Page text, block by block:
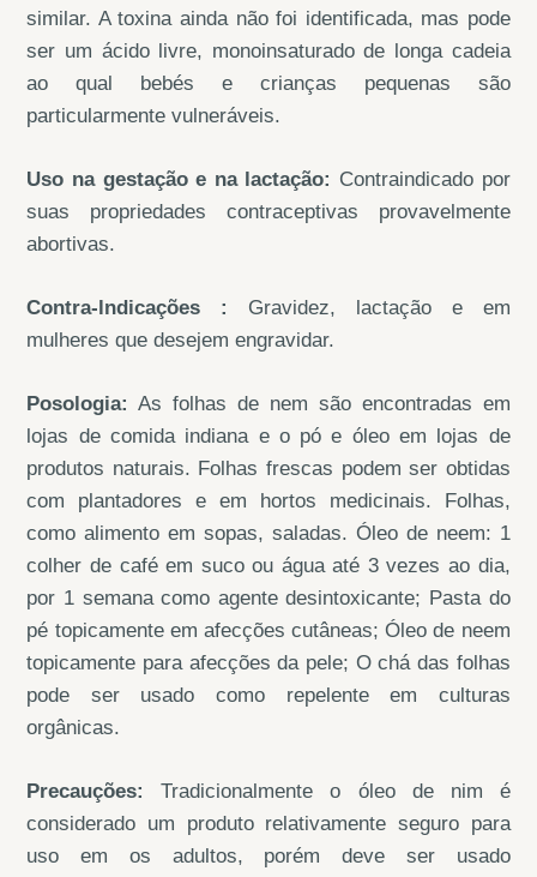
similar. A toxina ainda não foi identificada, mas pode
ser um ácido livre, monoinsaturado de longa cadeia
ao qual bebés e crianças pequenas são
particularmente vulneráveis.
Uso na gestação e na lactação: Contraindicado por
suas propriedades contraceptivas provavelmente
abortivas.
Contra-lndicações : Gravidez, lactação e em
mulheres que desejem engravidar.
Posologia: As folhas de nem são encontradas em
lojas de comida indiana e o pó e óleo em lojas de
produtos naturais. Folhas frescas podem ser obtidas
com plantadores e em hortos medicinais. Folhas,
como alimento em sopas, saladas. Óleo de neem: 1
colher de café em suco ou água até 3 vezes ao dia,
por 1 semana como agente desintoxicante; Pasta do
pé topicamente em afecções cutâneas; Óleo de neem
topicamente para afecções da pele; O chá das folhas
pode ser usado como repelente em culturas
orgânicas.
Precauções:Tradicionalmente o óleo de nim é
considerado um produto relativamente seguro para
uso em os adultos, porém deve ser usado